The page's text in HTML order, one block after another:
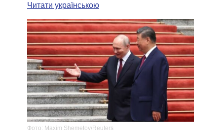
ВСЕ ПЕРСОНЫ
Читати українською
Фото: Maxim Shemetov/Reuters